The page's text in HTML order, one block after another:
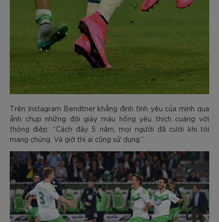
Trên Instagram Bendtner khẳng định tình yêu của mình qua
ảnh chụp những đôi giày màu hồng yêu thích cuàng với
thông điệp: “Cách đây 5 năm, mọi người đã cười khi tôi
mang chúng. Và giờ thì ai cũng sử dụng.”